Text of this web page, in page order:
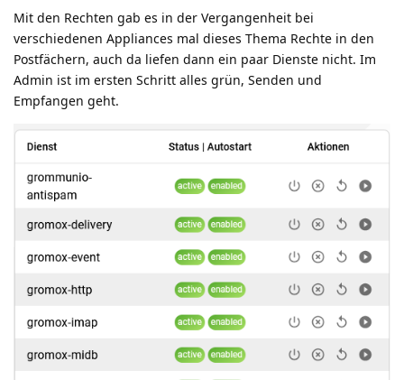
Mit den Rechten gab es in der Vergangenheit bei
verschiedenen Appliances mal dieses Thema Rechte in den
Postfächern, auch da liefen dann ein paar Dienste nicht. Im
Admin ist im ersten Schritt alles grün, Senden und
Empfangen geht.